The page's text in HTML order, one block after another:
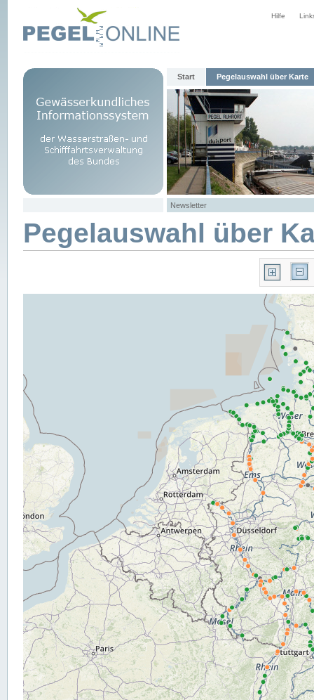
Hilfe
Start Pegelauswahl über Karte
Newsletter
Pegelauswahl über